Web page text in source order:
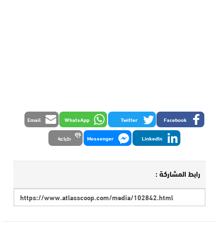
Facebook
Twitter
WhatsApp
Email
LinkedIn
Messenger طباعة
رابط المشاركة :